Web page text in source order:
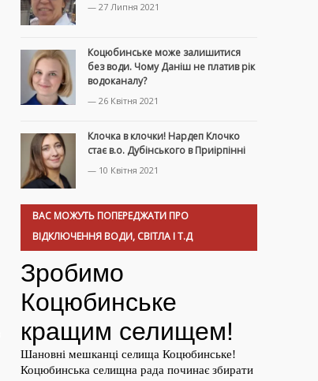
— 27 Липня 2021
Коцюбинське може залишитися
без води. Чому Даніш не платив рік
водоканалу?
— 26 Квітня 2021
Клочка в клочки! Нардеп Клочко
стає в.о. Дубінського в Приірпінні
— 10 Квітня 2021
ВАС МОЖУТЬ ПОПЕРЕДЖАТИ ПРО
ВІДКЛЮЧЕННЯ ВОДИ, СВІТЛА І Т.Д